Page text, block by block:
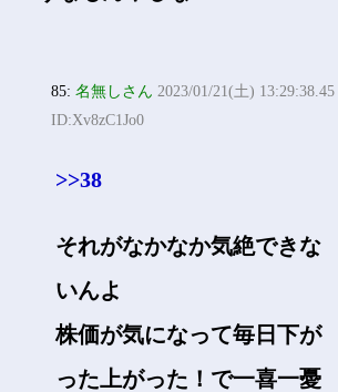
85:名無しさん 2023/01/21(土) 13:29:38.45
ID:Xv8zC1Jo0
>>38
それがなかなか気絶できな
いんよ
株価が気になって毎日下が
った上がった！で一喜一憂